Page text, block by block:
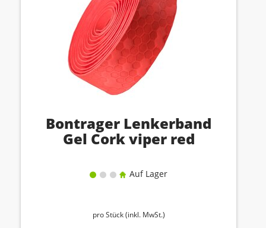
Bontrager Lenkerband
Gel Cork viper red
Auf Lager
pro Stück (inkl. MwSt.)